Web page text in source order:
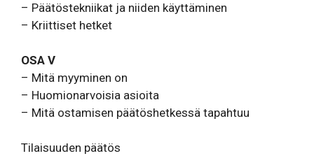
– Päätöstekniikat ja niiden käyttäminen
– Kriittiset hetket
OSA V
– Mitä myyminen on
– Huomionarvoisia asioita
– Mitä ostamisen päätöshetkessä tapahtuu
Tilaisuuden päätös